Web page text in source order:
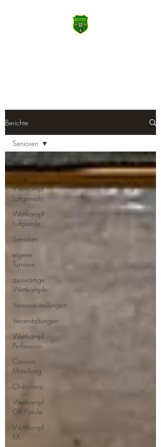
Berichte
Alle
Beiträge
Wettkampf
Luftgewehr
Wettkampf
Luftpistole
Senioren
eigene
Turniere
auswärtige
Wettkämpfe
Vereinsmitteilungen
Veranstaltungen
Wettkampf
Perkussion
Corona
Mitteilung
Ordonanz
Wettkampf
GK-Pistole
Wettkampf
KK
Senioren